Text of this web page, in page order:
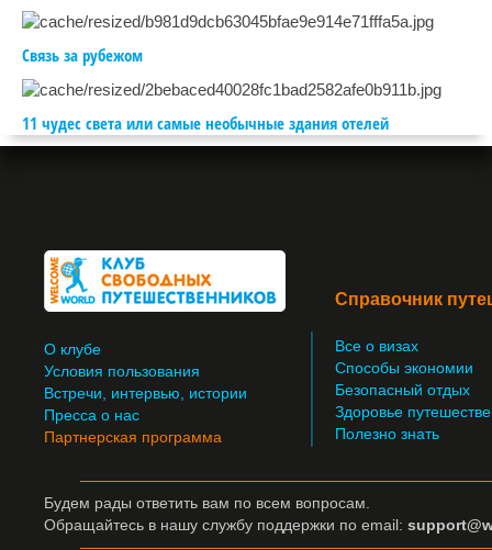
Связь за рубежом
11 чудес света или самые необычные здания отелей
О клубе
Условия пользования
Встречи, интервью, истории
Пресса о нас
Партнерская программа
Справочник
Все о визах
Способы экономии
Безопасный отдых
Здоровье
Полезно знать
Будем рады ответить вам по всем вопросам.
Обращайтесь в нашу службу поддержки по email: